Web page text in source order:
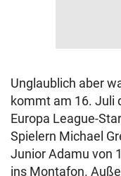
Unglaublich aber
kommt am 16. Juli
Europa League-
Spielern Michael
Junior Adamu von
ins Montafon.